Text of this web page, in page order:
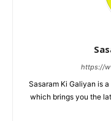
https://
Sasaram Ki Galiyan is
which brings you the